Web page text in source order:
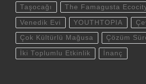
Taşocağı The Famagusta
Venedik Evi YOUTHTOPIA
Çok Kültürlü Mağusa Çözüm
İki Toplumlu Etkinlik İnanç